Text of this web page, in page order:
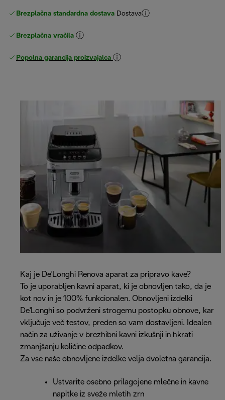
Brezplačna standardna dostava Dostava
Brezplačna vračila
Popolna garancija proizvajalca
Kaj je De'Longhi Renova aparat za pripravo kave?
To je uporabljen kavni aparat, ki je obnovljen tako, da je
kot nov in je 100% funkcionalen. Obnovljeni izdelki
De'Longhi so podvrženi strogemu postopku obnove, kar
vključuje več testov, preden so vam dostavljeni. Idealen
način za uživanje v brezhibni kavni izkušnji in hkrati
zmanjšanju količine odpadkov.
Za vse naše obnovljene izdelke velja dvoletna garancija.
Ustvarite osebno prilagojene mlečne in kavne
napitke iz sveže mletih zrn